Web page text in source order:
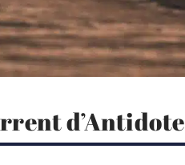
d’Antidote